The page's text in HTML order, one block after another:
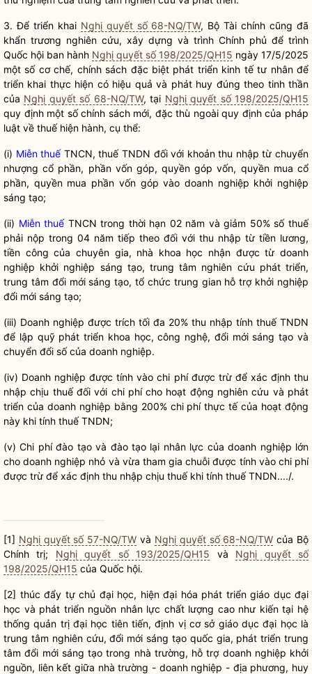
3. Để triển khai Nghị quyết số 68-NQ/TW, Bộ Tài chính cũng đã
khẩn trương nghiên cứu, xây dựng và trình Chính phủ để trình
Quốc hội ban hành Nghị quyết số 198/2025/QH15 ngày 17/5/2025
một số cơ chế, chính sách đặc biệt phát triển kinh tế tư nhân để
triển khai thực hiện có hiệu quả và phát huy đúng theo tinh thần
của Nghị quyết số 68-NQ/TW, tại Nghị quyết số 198/2025/QH15
quy định một số chính sách mới, đặc thù ngoài quy định của pháp
luật về thuế hiện hành, cụ thể:
(i) Miễn thuếTNCN, thuế TNDN đối với khoản thu nhập từ chuyển
nhượng cổ phần, phần vốn góp,quyền góp vốn, quyềnmua cổ
phần, quyềnmua phần vốn góp vào doanh nghiệp khởi nghiệp
sáng tạo;
(ii) Miễn thuếTNCN trong thời hạn 02 năm và giảm 50% số thuế
phải nộp trong 04 năm tiếp theo đối với thu nhập từ tiền lương,
tiền công của chuyên gia, nhà khoa học nhận được từ doanh
nghiệp khởi nghiệp sáng tạo, trung tâm nghiên cứu phát triển,
trung tâm đổi mới sáng tạo, tổ chức trung gian hỗ trợ khởi nghiệp
đổi mới sáng tạo;
(iii) Doanh nghiệp được trích tối đa 20% thu nhập tính thuế TNDN
để lập quỹ phát triển khoa học, công nghệ, đổi mới sáng tạo và
chuyển đổi số của doanh nghiệp.
(iv) Doanh nghiệp được tính vàochi phíđược trừ để xác định thu
nhập chịu thuế đối với chi phícho hoạt động nghiên cứu và phát
triển của doanh nghiệp bằng 200% chi phíthực tế của hoạt động
này khi tính thuế TNDN;
(v)Chi phíđào tạo và đào tạo lại nhân lực của doanh nghiệp lớn
cho doanh nghiệp nhỏ và vừa tham gia chuỗi được tính vào chi phí
được trừ để xác định thu nhập chịu thuế khi tính thuế TNDN..../.
[1] Nghị quyết số 57-NQ/TW và Nghị quyết số 68-NQ/TW của Bộ
Chính trị; Nghị quyết số 193/2025/QH15 và Nghị quyết số
198/2025/QH15 của Quốc hội.
[2] thúc đẩy tự chủ đại học, hiện đại hóa phát triển giáo dục đại
học và phát triển nguồn nhân lực chất lượng cao như kiến tại hệ
thống quản trị đại học tiên tiến, định vị cơ sở giáo dục đại học là
trung tâm nghiên cứu, đổi mới sáng tạo quốc gia, phát triển trung
tâm đổi mới sáng tạo trong nhà trường, hỗ trợ doanh nghiệp khởi
nguồn, liên kết giữa nhà trường - doanh nghiệp - địa phương, huy